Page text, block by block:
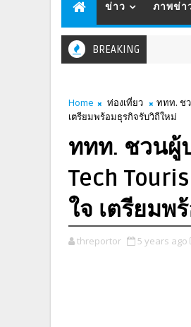
ข่าว ภาพข่า
BREAKING
Home ท่องเที่ยว
ททท. ชว
เตรียมพร้อมธุรกิจรับวิถีใหม่
ททท. ชวนผู้
Tech
ใจ เตรียมพ
threportor 5 years ago